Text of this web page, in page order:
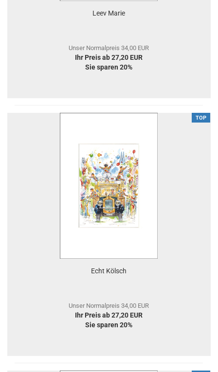
Leev Marie
Unser Normalpreis 34,00 EUR
Ihr Preis ab 27,20 EUR
Sie sparen 20%
TOP
Echt Kölsch
Unser Normalpreis 34,00 EUR
Ihr Preis ab 27,20 EUR
Sie sparen 20%